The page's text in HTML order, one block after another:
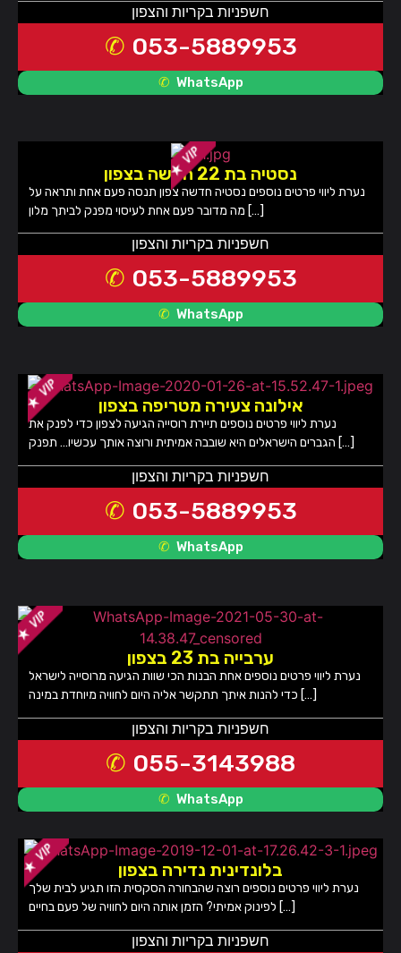
חשפניות בקריות והצפון
053-5889953
WhatsApp
נסטיה בת 22 חדשה בצפון
נערת ליווי פרטים נוספים נסטיה חדשה צפון תנסה פעם אחת ותראה על
מה מדובר פעם אחת לעיסוי מפנק לביתך מלון […]
חשפניות בקריות והצפון
053-5889953
WhatsApp
אילונה צעירה מטריפה בצפון
נערת ליווי פרטים נוספים תיירת רוסייה הגיעה לצפון כדי לפנק את
הגברים הישראלים היא שובבה אמיתית ורוצה אותך עכשיו… תפנק […]
חשפניות בקריות והצפון
053-5889953
WhatsApp
ערבייה בת 23 בצפון
נערת ליווי פרטים נוספים אחת הבנות הכי שוות הגיעה מרוסייה לישראל
כדי להנות איתך תתקשר אליה היום לחוויה מיוחדת במינה […]
חשפניות בקריות והצפון
055-3143988
WhatsApp
בלונדינית נדירה בצפון
נערת ליווי פרטים נוספים רוצה שהבחורה הסקסית הזו תגיע לבית שלך
לפינוק אמיתי? הזמן אותה היום לחוויה של פעם בחיים […]
חשפניות בקריות והצפון